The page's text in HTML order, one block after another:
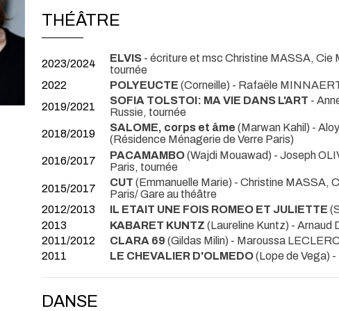
THÉÂTRE
2023/2024 ELVIS - écriture et msc Christine MASSA, Cie
tournée
2022
POLYEUCTE (Corneille) - Rafaële
2019/2021
SOFIA TOLSTOI: MA VIE DANS L'ART -
Russie, tournée
2018/2019
SALOME, corps et âme (Marwan Kahil) -
(Résidence Ménagerie de Verre Paris)
2016/2017
PACAMAMBO(Wajdi Mouawad) - Joseph
Paris, tournée
2015/2017
CUT (Emmanuelle Marie) - Christine MASSA,
Paris/ Gare au théâtre
2012/2013
IL ETAIT UNE FOIS ROMEO ET JULIETTE
2013
KABARET KUNTZ (Laureline Kuntz) - Arnaud
2011/2012
CLARA 69 (Gildas Milin) - Maroussa
2011
LE CHEVALIER D'OLMEDO(Lope de Vega)
DANSE